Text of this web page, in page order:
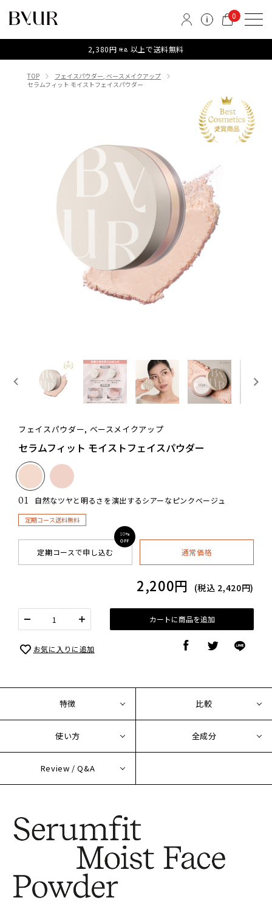
0
2,380円税込 以上で送料無料
TOP
フェイスパウダー, ベースメイクアップ
セラムフィット モイストフェイスパウダー
フェイスパウダー, ベースメイクアップ
セラムフィット モイストフェイスパウダー
01 ⾃然なツヤと明るさを演出するシアーなピンクベージュ
定期コース送料無料
10%
OFF
定期コースで申し込む 通常価格
2,200円 (税込 2,420円)
カートに商品を追加
お気に入りに追加
特徴 比較
使い方 全成分
Review / Q&A